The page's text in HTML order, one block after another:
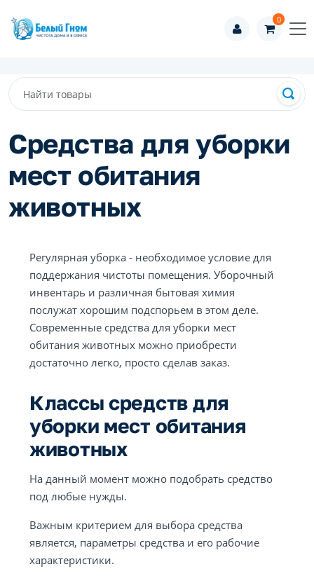
0
Средства для уборки
мест обитания
животных
Регулярная уборка - необходимое условие для
поддержания чистоты помещения. Уборочный
инвентарь и различная бытовая химия
послужат хорошим подспорьем в этом деле.
Современные средства для уборки мест
обитания животных можно приобрести
достаточно легко, просто сделав заказ.
Классы средств для
уборки мест обитания
животных
На данный момент можно подобрать средство
под любые нужды.
Важным критерием для выбора средства
является, параметры средства и его рабочие
характеристики.